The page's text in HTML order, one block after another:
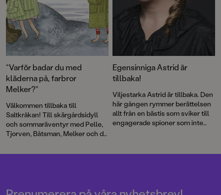
”Varför badar du med
kläderna på, farbror
Melker?”
Välkommen tillbaka till
Saltkråkan! Till skärgårdsidyll
och sommaräventyr med Pelle,
Tjorven, Båtsman, Melker och de
älskade berättelser om livet på
Thore, en av Sveriges främsta
Egensinniga Astrid är
tillbaka!
Viljestarka Astrid är tillbaka. Den
här gången rymmer berättelsen
allt från en bästis som sviker till
engagerade spioner som inte